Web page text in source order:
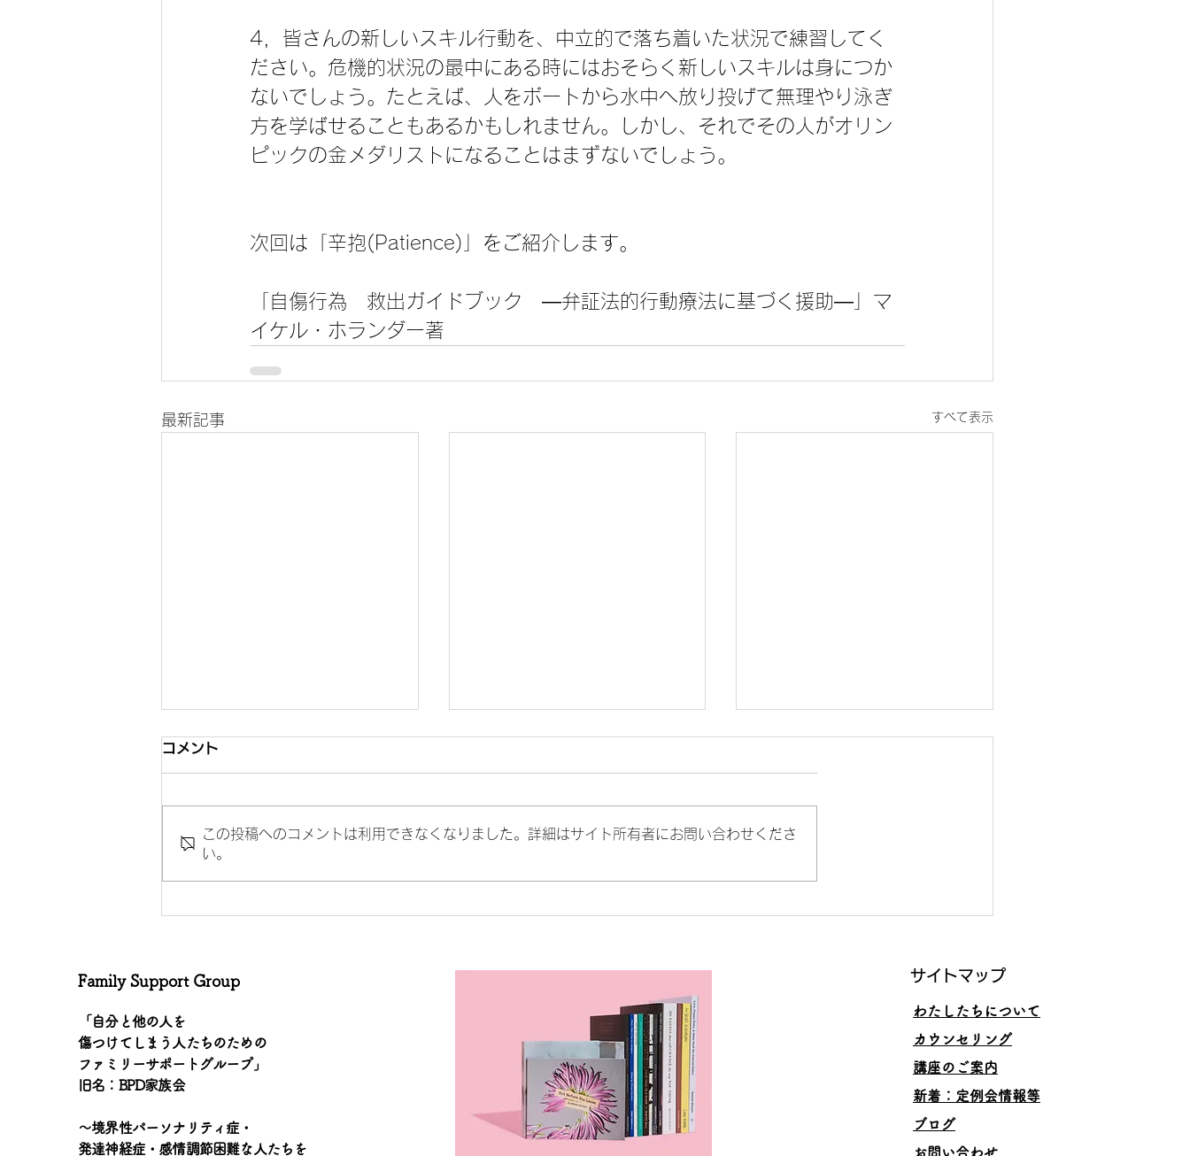
4，皆さんの新しいスキル行動を、中立的で落ち着いた状況で練習してく
ださい。危機的状況の最中にある時にはおそらく新しいスキルは身につか
ないでしょう。たとえば、人をボートから水中へ放り投げて無理やり泳ぎ
方を学ばせることもあるかもしれません。しかし、それでその人がオリン
ピックの金メダリストになることはまずないでしょう。
次回は「辛抱(Patience)」をご紹介します。
「自傷行為　救出ガイドブック　―弁証法的行動療法に基づく援助―」マ
イケル・ホランダー著
最新記事 すべて表示
妥当でないことを承認しない
由
コメント
この投稿へのコメントは利用できなくなりました。詳細はサイト所有者にお問い合わせくださ
い。
Family Support Group
「自分と他の人を
傷つけてしまう人たちのための
ファミリーサポートグループ」
旧名：BPD家族会
〜境界性パーソナリティ症・
発達神経症・感情調節困難な人たちを
サイトマップ
わたしたちについて
カウンセリング
講座のご案内
​新着：定例会情報等
ブログ
お問い合わせ